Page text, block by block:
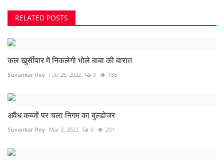
RELATED POSTS
कल खुर्सीपार में निकलेगी भोले बाबा की बारात
Suvankar Roy Feb 28, 2022 0 188
अवैध कब्जों पर चला निगम का बुल्डोजर
Suvankar Roy Mar 3, 2022 0 201